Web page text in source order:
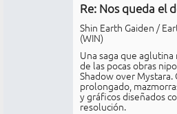
Re: Nos queda el
Shin Earth Gaiden /
(WIN)
Una saga que
de las pocas obras
Shadow over
prolongado,
y gráficos diseñados
resolución.